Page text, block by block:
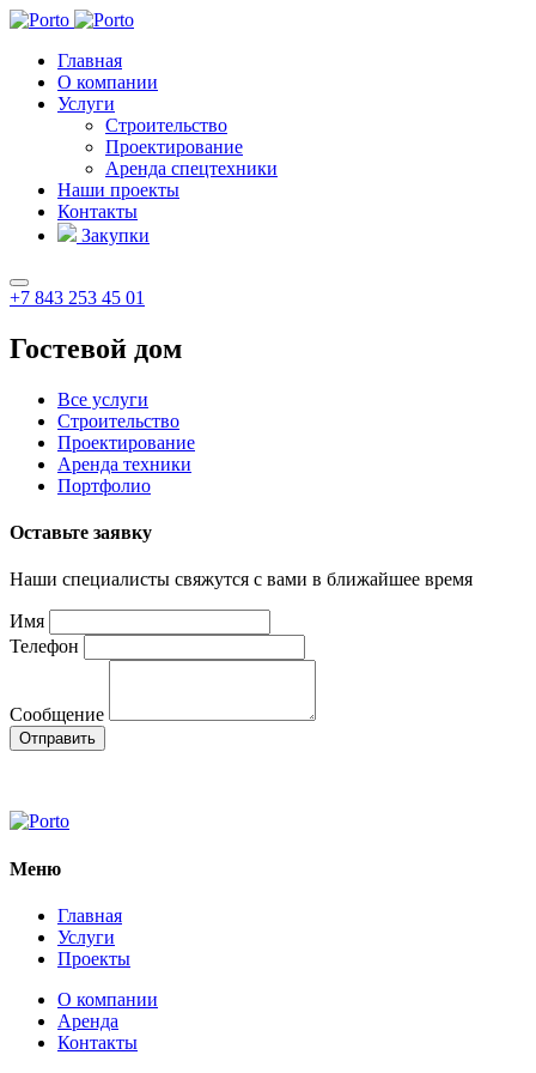
Главная
О компании
Услуги
Строительство
Проектирование
Аренда спецтехники
Наши проекты
Контакты
Закупки
+7 843 253 45 01
Гостевой дом
Все услуги
Строительство
Проектирование
Аренда техники
Портфолио
Оставьте заявку
Наши специалисты свяжутся с вами в ближайшее время
Имя
Телефон
Сообщение
Меню
Главная
Услуги
Проекты
О компании
Аренда
Контакты